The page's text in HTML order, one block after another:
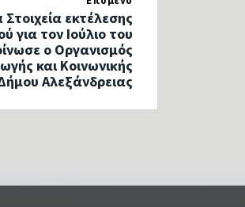
Στοιχεία εκτέλεσης
για τον Ιούλιο του
ο Οργανισμός
και Κοινωνικής
Αλεξάνδρειας